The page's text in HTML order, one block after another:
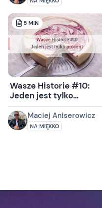
5 MIN
Wasze Historie #10:
Jeden jest tylko
procent.
Maciej Aniserowicz
NA MIĘKKO